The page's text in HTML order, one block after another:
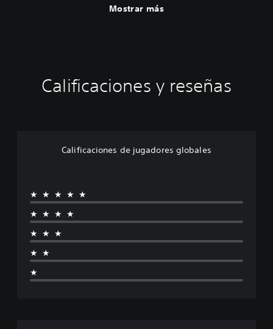
Mostrar más
Calificaciones y reseñas
Calificaciones de jugadores globales
★★★★★
★★★★
★★★
★★
★